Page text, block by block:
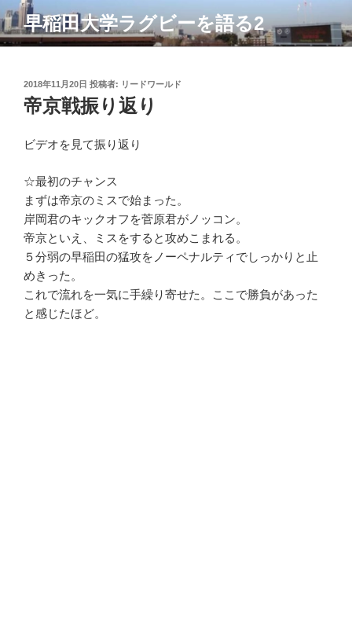
コ
ン
テ
早稲田大学ラグビーを語る2
投
稿
日:
2018年11月20日 投稿者: リードワールド
帝京戦振り返り
ビデオを見て振り返り
☆最初のチャンス
まずは帝京のミスで始まった。
岸岡君のキックオフを菅原君がノッコン。
帝京といえ、ミスをすると攻めこまれる。
５分弱の早稲田の猛攻をノーペナルティでしっかりと止
めきった。
これで流れを一気に手繰り寄せた。ここで勝負があった
と感じたほど。